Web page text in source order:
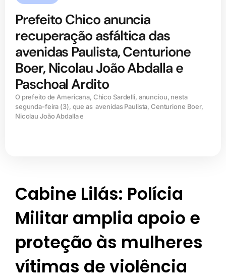
Prefeito Chico anuncia
recuperação asfáltica das
avenidas Paulista, Centurione
Boer, Nicolau João Abdalla e
Paschoal Ardito
O prefeito de Americana, Chico Sardelli, anunciou, nesta
segunda-feira (3), que as avenidas Paulista, Centurione Boer,
Nicolau João Abdalla e
Cabine Lilás: Polícia
Militar amplia apoio e
proteção às mulheres
vítimas de violência